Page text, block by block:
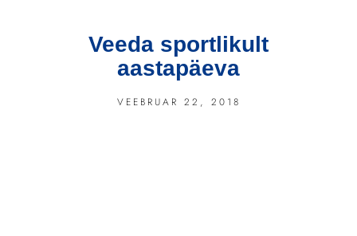
Veeda sportlikult
aastapäeva
VEEBRUAR 22, 2018